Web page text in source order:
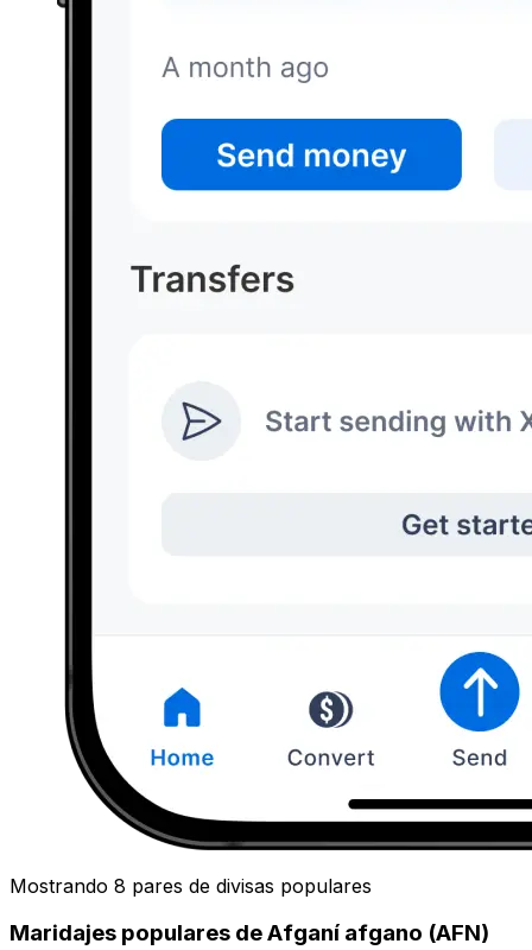
Mostrando 8 pares de divisas populares
Maridajes populares de Afganí afgano (AFN)